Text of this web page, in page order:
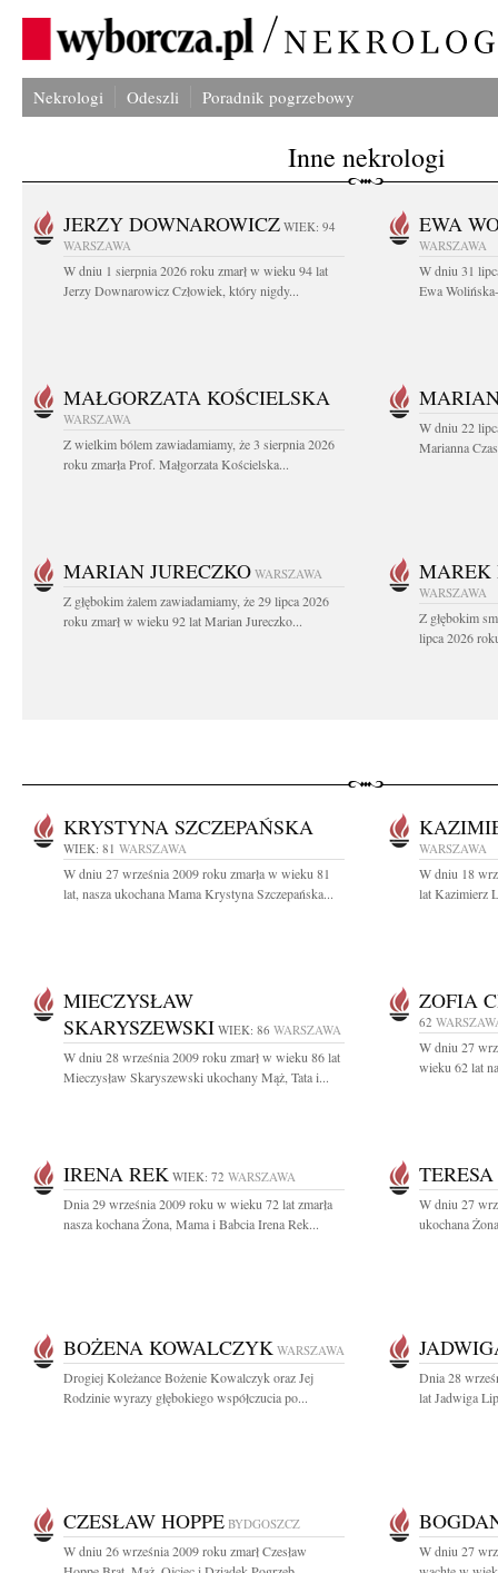
Nekrologi Odeszli Poradnik pogrzebowy
Inne nekrologi
JERZY DOWNAROWICZ WIEK: 94
WARSZAWA
W dniu 1 sierpnia 2026 roku zmarł w wieku 94 lat
Jerzy Downarowicz Człowiek, który nigdy...
EWA
WARSZAWA
W dniu 31
Ewa
MAŁGORZATA KOŚCIELSKA
WARSZAWA
Z wielkim bólem zawiadamiamy, że 3 sierpnia 2026
roku zmarła Prof. Małgorzata Kościelska...
W dniu 22
Marianna
MARIAN JURECZKO WARSZAWA
Z głębokim żalem zawiadamiamy, że 29 lipca 2026
roku zmarł w wieku 92 lat Marian Jureczko...
MAREK
WARSZAWA
Z głębokim
lipca 2026
KRYSTYNA SZCZEPAŃSKA
WIEK: 81 WARSZAWA
W dniu 27 września 2009 roku zmarła w wieku 81
lat, nasza ukochana Mama Krystyna Szczepańska...
WARSZAWA
W dniu 18
lat Kazimierz
MIECZYSŁAW
SKARYSZEWSKI WIEK: 86 WARSZAWA
W dniu 28 września 2009 roku zmarł w wieku 86 lat
Mieczysław Skaryszewski ukochany Mąż, Tata i...
ZOFIA
62
W dniu 27
wieku 62 lat
IRENA REK WIEK: 72 WARSZAWA
Dnia 29 września 2009 roku w wieku 72 lat zmarła
nasza kochana Żona, Mama i Babcia Irena Rek...
W dniu 27
ukochana
BOŻENA KOWALCZYK WARSZAWA
Drogiej Koleżance Bożenie Kowalczyk oraz Jej
Rodzinie wyrazy głębokiego współczucia po...
Dnia 28
lat Jadwiga
CZESŁAW HOPPE BYDGOSZCZ
W dniu 26 września 2009 roku zmarł Czesław
W dniu 27